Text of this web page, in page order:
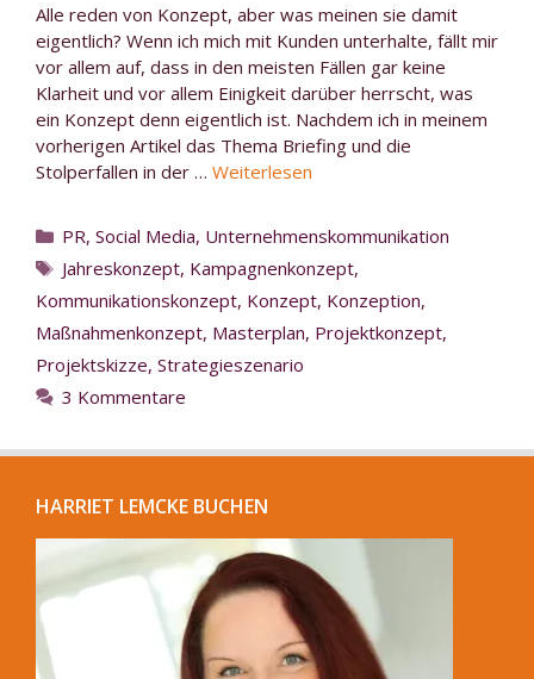
Alle reden von Konzept, aber was meinen sie damit
eigentlich? Wenn ich mich mit Kunden unterhalte, fällt mir
vor allem auf, dass in den meisten Fällen gar keine
Klarheit und vor allem Einigkeit darüber herrscht, was
ein Konzept denn eigentlich ist. Nachdem ich in meinem
vorherigen Artikel das Thema Briefing und die
Stolperfallen in der … Weiterlesen
Kategorien
PR, Social Media, Unternehmenskommunikation
Schlagwörter
Jahreskonzept, Kampagnenkonzept,
Kommunikationskonzept, Konzept, Konzeption,
Maßnahmenkonzept, Masterplan, Projektkonzept,
Projektskizze, Strategieszenario
3 Kommentare
HARRIET LEMCKE BUCHEN